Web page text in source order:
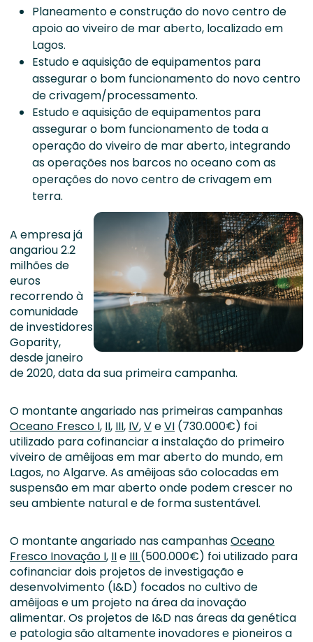
Planeamento e construção do novo centro de
apoio ao viveiro de mar aberto, localizado em
Lagos.
Estudo e aquisição de equipamentos para
assegurar o bom funcionamento do novo centro
de crivagem/processamento.
Estudo e aquisição de equipamentos para
assegurar o bom funcionamento de toda a
operação do viveiro de mar aberto, integrando
as operações nos barcos no oceano com as
operações do novo centro de crivagem em
terra.
A empresa já
angariou 2.2
milhões de
euros
recorrendo à
comunidade
de investidores
Goparity,
desde janeiro
de 2020, data da sua primeira campanha.
O montante angariado nas primeiras campanhas
Oceano Fresco I, II, III, IV,VeVI (730.000€) foi
utilizado para cofinanciar a instalação do primeiro
viveiro de amêijoas em mar aberto do mundo, em
Lagos, no Algarve. As amêijoas são colocadas em
suspensão em mar aberto onde podem crescer no
seu ambiente natural e de forma sustentável.
O montante angariado nas campanhasOceano
Fresco Inovação I, IIe III (500.000€) foi utilizado para
cofinanciar dois projetos de investigação e
desenvolvimento (I&D) focados no cultivo de
amêijoas e um projeto na área da inovação
alimentar. Os projetos de I&D nas áreas da genética
e patologia são altamente inovadores e pioneiros a